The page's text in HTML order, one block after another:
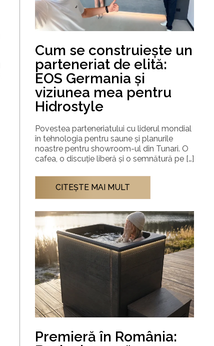
Cum se construiește un
parteneriat de elită:
EOS Germania și
viziunea mea pentru
Hidrostyle
Povestea parteneriatului cu liderul mondial
în tehnologia pentru saune și planurile
noastre pentru showroom-ul din Tunari. O
cafea, o discuție liberă și o semnătură pe […]
CITEŞTE MAI MULT
Premieră în România: